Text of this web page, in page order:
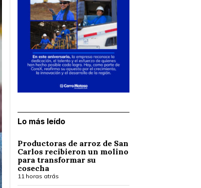
Lo más leído
Productoras de arroz de San
Carlos recibieron un molino
para transformar su
cosecha
11 horas atrás